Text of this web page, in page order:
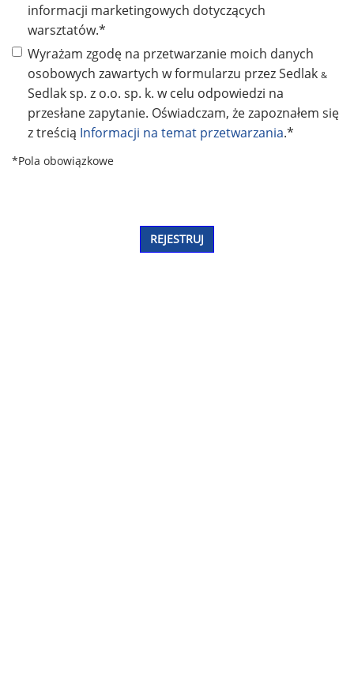
informacji marketingowych dotyczących
warsztatów.*
Wyrażam zgodę na przetwarzanie moich danych
osobowych zawartych w formularzu przez Sedlak &
Sedlak sp. z o.o. sp. k. w celu odpowiedzi na
przesłane zapytanie. Oświadczam, że zapoznałem się
z treścią Informacji na temat przetwarzania.*
*Pola obowiązkowe
REJESTRUJ